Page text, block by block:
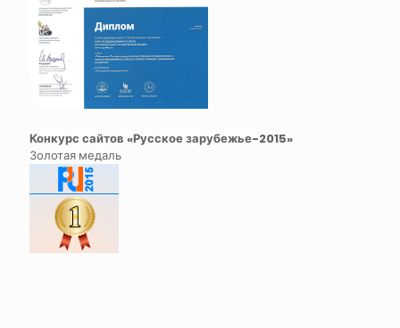
Конкурс сайтов «Русское зарубежье-2015»
Золотая медаль